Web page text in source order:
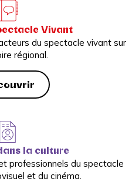
Vivant
du spectacle vivant sur
régional.
la culture
professionnels du spectacle
et du cinéma.